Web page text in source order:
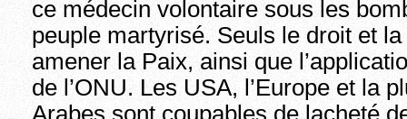
ce médecin volontaire sous les
peuple martyrisé. Seuls le droit et
amener la Paix, ainsi que
de l’ONU. Les USA, l’Europe et la
Arabes sont coupables de lacheté